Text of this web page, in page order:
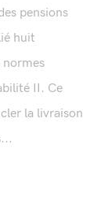
pensions
huit
II. Ce
la livraison